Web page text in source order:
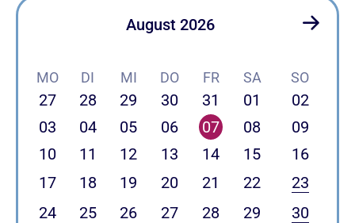
August 2026
MO DI MI DO FR SA SO
27 28 29 30 31 01
02
03
04 05 06 07 08
09
10
11 12 13 14 15
16
17
18 19 20 21 22
23
24
25 26 27 28 29
30